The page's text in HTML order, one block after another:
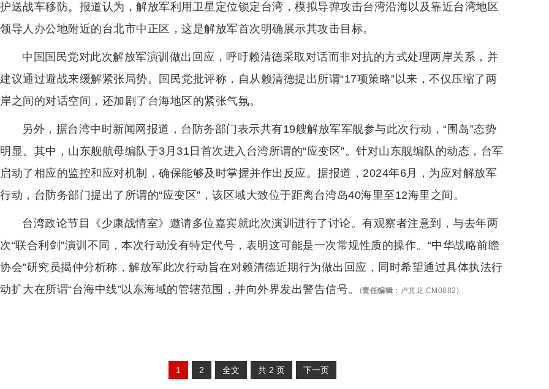
护送战车移防。报道认为，解放军利用卫星定位锁定台湾，模拟导弹攻击台湾沿海以及靠近台湾地区
领导人办公地附近的台北市中正区，这是解放军首次明确展示其攻击目标。
中国国民党对此次解放军演训做出回应，呼吁赖清德采取对话而非对抗的方式处理两岸关系，并
建议通过避战来缓解紧张局势。国民党批评称，自从赖清德提出所谓“17项策略”以来，不仅压缩了两
岸之间的对话空间，还加剧了台海地区的紧张气氛。
另外，据台湾中时新闻网报道，台防务部门表示共有19艘解放军军舰参与此次行动，“围岛”态势
明显。其中，山东舰航母编队于3月31日首次进入台湾所谓的“应变区”。针对山东舰编队的动态，台军
启动了相应的监控和应对机制，确保能够及时掌握并作出反应。据报道，2024年6月，为应对解放军
行动，台防务部门提出了所谓的“应变区”，该区域大致位于距离台湾岛40海里至12海里之间。
台湾政论节目《少康战情室》邀请多位嘉宾就此次演训进行了讨论。有观察者注意到，与去年两
次“联合利剑”演训不同，本次行动没有特定代号，表明这可能是一次常规性质的操作。“中华战略前瞻
协会”研究员揭仲分析称，解放军此次行动旨在对赖清德近期行为做出回应，同时希望通过具体执法行
动扩大在所谓“台海中线”以东海域的管辖范围，并向外界发出警告信号。
(责任编辑 ： 卢其龙 CM0882)
1 2 全文 共 2 页 下一页